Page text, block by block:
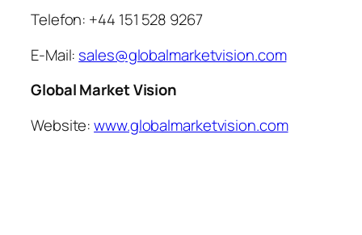
Telefon: +44 151 528 9267
E-Mail: sales@globalmarketvision.com
Global Market Vision
Website:www.globalmarketvision.com